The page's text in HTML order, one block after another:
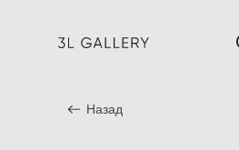
Назад